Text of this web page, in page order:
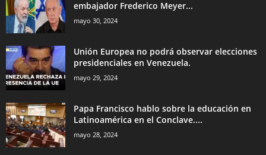
embajador Frederico Meyer...
mayo 30, 2024
Unión Europea no podrá observar elecciones
presidenciales en Venezuela.
mayo 29, 2024
Papa Francisco hablo sobre la educación en
Latinoamérica en el Conclave....
mayo 28, 2024